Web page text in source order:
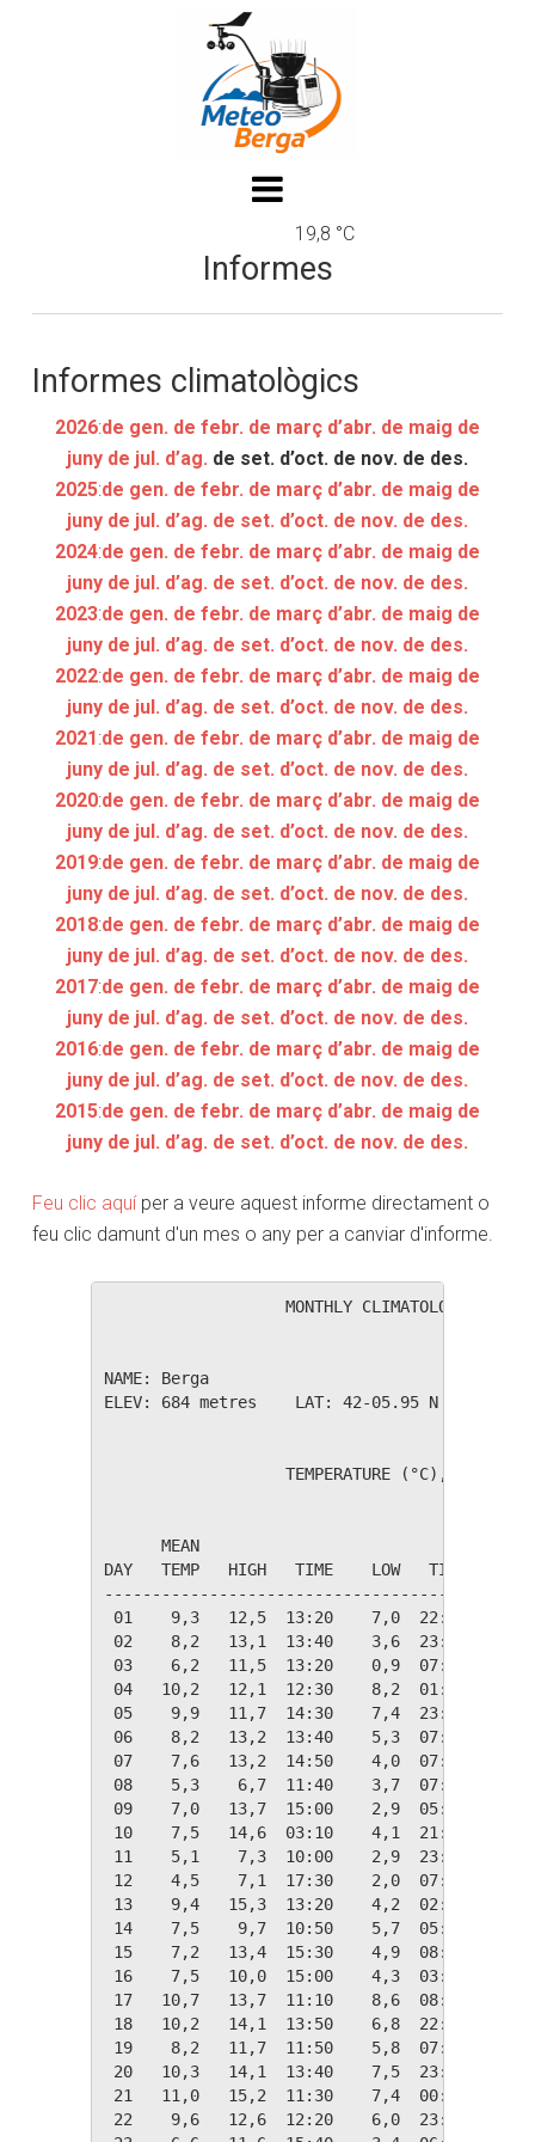
19,8 °C
Informes
Informes climatològics
2026:de gen. de febr. de març d’abr. de maig de
juny de jul. d’ag. de set. d’oct. de nov. de des.
2025:de gen. de febr. de març d’abr. de maig de
juny de jul. d’ag. de set. d’oct. de nov. de des.
2024:de gen. de febr. de març d’abr. de maig de
juny de jul. d’ag. de set. d’oct. de nov. de des.
2023:de gen. de febr. de març d’abr. de maig de
juny de jul. d’ag. de set. d’oct. de nov. de des.
2022:de gen. de febr. de març d’abr. de maig de
juny de jul. d’ag. de set. d’oct. de nov. de des.
2021:de gen. de febr. de març d’abr. de maig de
juny de jul. d’ag. de set. d’oct. de nov. de des.
2020:de gen. de febr. de març d’abr. de maig de
juny de jul. d’ag. de set. d’oct. de nov. de des.
2019:de gen. de febr. de març d’abr. de maig de
juny de jul. d’ag. de set. d’oct. de nov. de des.
2018:de gen. de febr. de març d’abr. de maig de
juny de jul. d’ag. de set. d’oct. de nov. de des.
2017:de gen. de febr. de març d’abr. de maig de
juny de jul. d’ag. de set. d’oct. de nov. de des.
2016:de gen. de febr. de març d’abr. de maig de
juny de jul. d’ag. de set. d’oct. de nov. de des.
2015:de gen. de febr. de març d’abr. de maig de
juny de jul. d’ag. de set. d’oct. de nov. de des.
Feu clic aquíper a veure aquest informe directament o
feu clic damunt d'un mes o any per a canviar d'informe.
MONTHLY CLIMATOLOGICAL
NAME: Berga
ELEV: 684 metres    LAT: 42-05.95 N    LONG:
TEMPERATURE (°C), RAIN
MEAN
DAY   TEMP   HIGH   TIME    LOW   TIME
01    9,3   12,5  13:20    7,0  22:00
02    8,2   13,1  13:40    3,6  23:50
03    6,2   11,5  13:20    0,9  07:30
04   10,2   12,1  12:30    8,2  01:40
05    9,9   11,7  14:30    7,4  23:50
06    8,2   13,2  13:40    5,3  07:00
07    7,6   13,2  14:50    4,0  07:20
08    5,3    6,7  11:40    3,7  07:20
09    7,0   13,7  15:00    2,9  05:00
10    7,5   14,6  03:10    4,1  21:50
11    5,1    7,3  10:00    2,9  23:10
12    4,5    7,1  17:30    2,0  07:30
13    9,4   15,3  13:20    4,2  02:00
14    7,5    9,7  10:50    5,7  05:50
15    7,2   13,4  15:30    4,9  08:40
16    7,5   10,0  15:00    4,3  03:50
17   10,7   13,7  11:10    8,6  08:10
18   10,2   14,1  13:50    6,8  22:40
19    8,2   11,7  11:50    5,8  07:20
20   10,3   14,1  13:40    7,5  23:10
21   11,0   15,2  11:30    7,4  00:10
22    9,6   12,6  12:20    6,0  23:50